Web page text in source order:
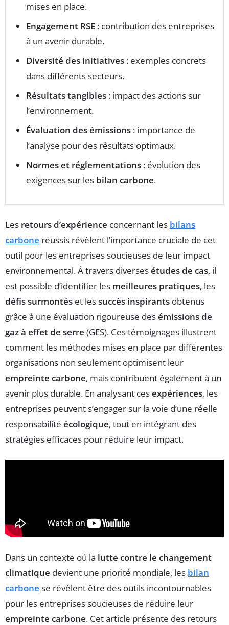
mises en place.
Engagement RSE : contribution des entreprises
à un avenir durable.
Diversité des initiatives : exemples concrets
dans différents secteurs.
Résultats tangibles : impact des actions sur
l’environnement.
Évaluation des émissions : importance de
l’analyse pour des résultats optimaux.
Normes et réglementations : évolution des
exigences sur les bilan carbone.
Les retours d’expérience concernant les bilans
carbone réussis révèlent l’importance cruciale de cet
outil pour les entreprises soucieuses de leur impact
environnemental. À travers diversesétudes de cas, il
est possible d’identifier les meilleures pratiques, les
défis surmontés et lessuccès inspirants obtenus
grâce à une évaluation rigoureuse desémissions de
gaz à effet de serre (GES). Ces témoignages illustrent
comment les méthodes mises en place par différentes
organisations non seulement optimisent leur
empreinte carbone, mais contribuent également à un
avenir plus durable. En analysant cesexpériences, les
entreprises peuvent s’engager sur la voie d’une réelle
responsabilité écologique, tout en intégrant des
stratégies efficaces pour réduire leur impact.
Dans un contexte où la lutte contre le changement
climatique devient une priorité mondiale, les bilan
carbone se révèlent être des outils incontournables
pour les entreprises soucieuses de réduire leur
empreinte carbone. Cet article présente des retours